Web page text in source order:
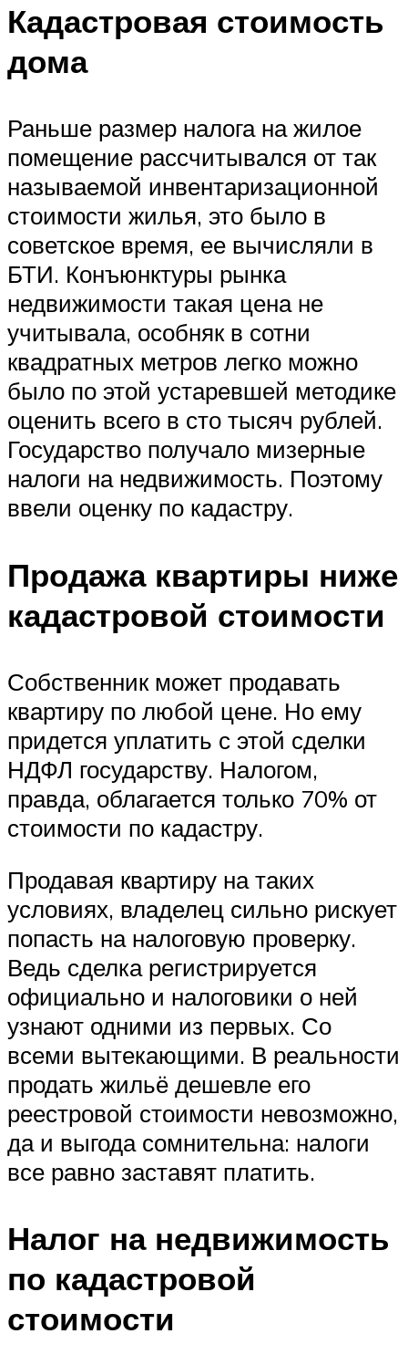
Кадастровая стоимость
дома
Раньше размер налога на жилое
помещение рассчитывался от так
называемой инвентаризационной
стоимости жилья, это было в
советское время, ее вычисляли в
БТИ. Конъюнктуры рынка
недвижимости такая цена не
учитывала, особняк в сотни
квадратных метров легко можно
было по этой устаревшей методике
оценить всего в сто тысяч рублей.
Государство получало мизерные
налоги на недвижимость. Поэтому
ввели оценку по кадастру.
Продажа квартиры ниже
кадастровой стоимости
Собственник может продавать
квартиру по любой цене. Но ему
придется уплатить с этой сделки
НДФЛ государству. Налогом,
правда, облагается только 70% от
стоимости по кадастру.
Продавая квартиру на таких
условиях, владелец сильно рискует
попасть на налоговую проверку.
Ведь сделка регистрируется
официально и налоговики о ней
узнают одними из первых. Со
всеми вытекающими. В реальности
продать жильё дешевле его
реестровой стоимости невозможно,
да и выгода сомнительна: налоги
все равно заставят платить.
Налог на недвижимость
по кадастровой
стоимости